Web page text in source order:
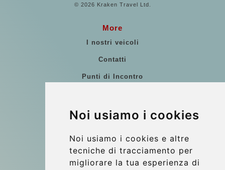
Noi usiamo i cookies
Noi usiamo i cookies e altre
tecniche di tracciamento per
migliorare la tua esperienza di
© 2026 Kraken Travel Ltd.
More
I nostri veicoli
Contatti
Punti di Incontro
Riferimenti
Update cookies preferences